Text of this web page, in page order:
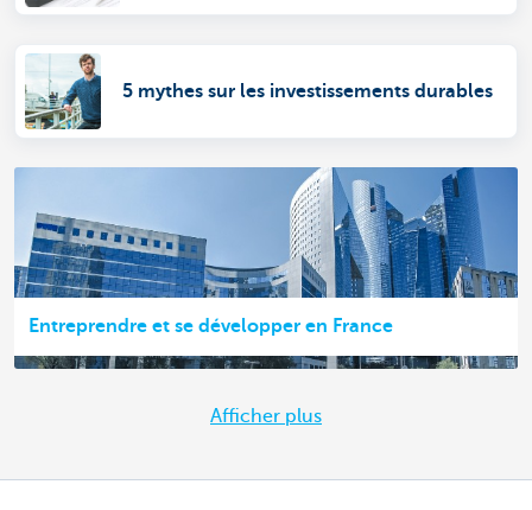
5 mythes sur les investissements durables
Entreprendre et se développer en France
Afficher plus